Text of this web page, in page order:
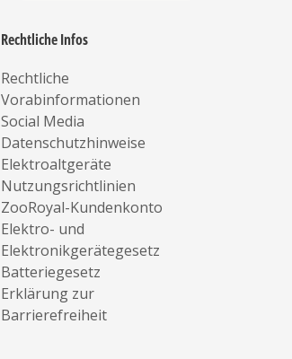
Rechtliche Infos
Rechtliche
Vorabinformationen
Social Media
Datenschutzhinweise
Elektroaltgeräte
Nutzungsrichtlinien
ZooRoyal-Kundenkonto
Elektro- und
Elektronikgerätegesetz
Batteriegesetz
Erklärung zur
Barrierefreiheit